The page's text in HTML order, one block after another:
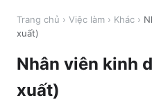
Trang chủ › Việc làm › Khác ›
xuất)
Nhân viên kinh
xuất)